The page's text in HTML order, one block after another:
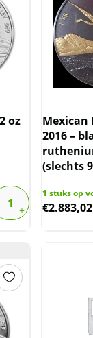
oz
Mexican
2016 –
(slechts
1 stuks op
€2.883,02